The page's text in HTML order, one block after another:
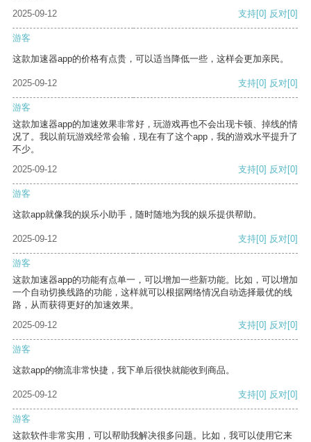
2025-09-12
支持[0] 反对[0]
游客
这款加速器app的价格有点贵，可以适当降低一些，这样会更加亲民。
2025-09-12 支持[0] 反对[0]
游客
这款加速器app的加速效果非常好，玩游戏再也不会出现卡顿、掉线的情
况了。我以前玩游戏经常会输，现在有了这个app，我的游戏水平提升了
不少。
2025-09-12
支持[0] 反对[0]
游客
这款app就像我的娱乐小助手，随时随地为我的娱乐提供帮助。
2025-09-12 支持[0] 反对[0]
游客
这款加速器app的功能有点单一，可以增加一些新功能。比如，可以增加
一个自动切换线路的功能，这样就可以根据网络情况自动选择最优的线
路，从而获得更好的加速效果。
2025-09-12
支持[0] 反对[0]
游客
这款app的物流非常快捷，我下单后很快就能收到商品。
2025-09-12 支持[0] 反对[0]
游客
这款软件非常实用，可以帮助我解决很多问题。比如，我可以使用它来